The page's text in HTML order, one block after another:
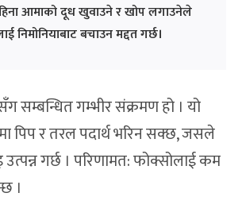
आमाको दूध खुवाउने र खोप लगाउनेले
निमोनियाबाट बचाउन मद्दत गर्छ।
सम्बन्धित गम्भीर संक्रमण हो । यो
पिप र तरल पदार्थ भरिन सक्छ, जसले
गर्छ । परिणामत: फोक्सोलाई कम
।